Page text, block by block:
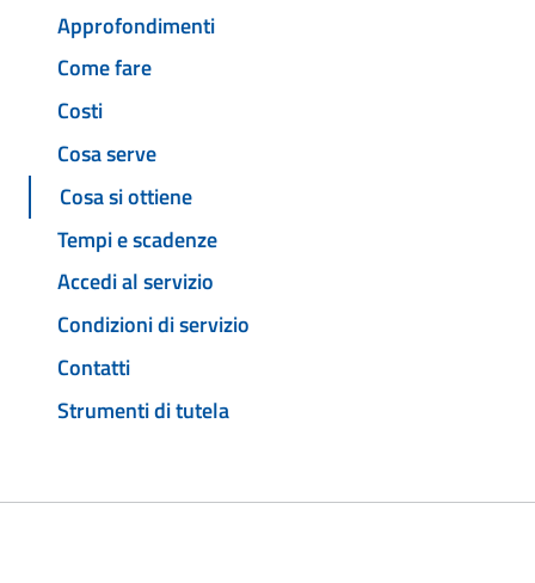
Approfondimenti
Come fare
Costi
Cosa serve
Cosa si ottiene
Tempi e scadenze
Accedi al servizio
Condizioni di servizio
Contatti
Strumenti di tutela